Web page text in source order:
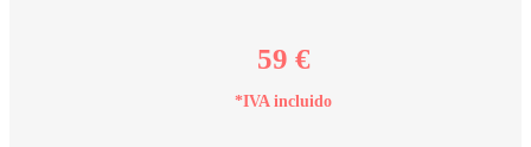
59 €
*IVA incluido